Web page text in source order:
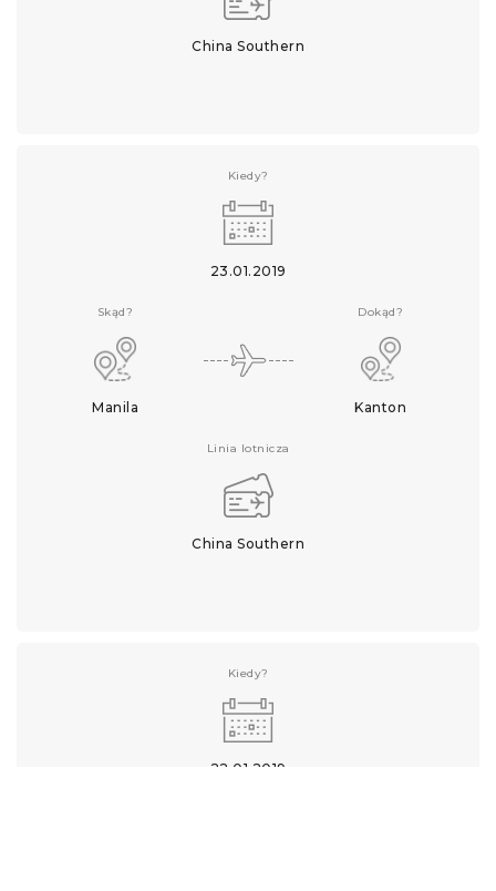
China Southern
Kiedy?
23.01.2019
Skąd?
Manila
Dokąd?
Kanton
Linia lotnicza
China Southern
Kiedy?
22.01.2019